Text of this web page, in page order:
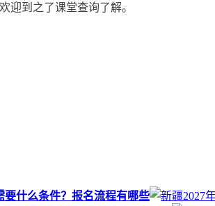
欢迎到之了课堂查询了解。
要什么条件？报名流程有哪些